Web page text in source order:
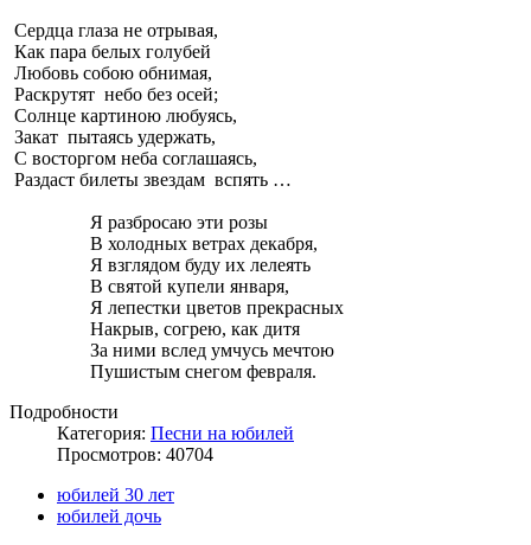
Сердца глаза не отрывая,
Как пара белых голубей
Любовь собою обнимая,
Раскрутят небо без осей;
Солнце картиною любуясь,
Закат пытаясь удержать,
С восторгом неба соглашаясь,
Раздаст билеты звездам вспять …
Я разбросаю эти розы
В холодных ветрах декабря,
Я взглядом буду их лелеять
В святой купели января,
Я лепестки цветов прекрасных
Накрыв, согрею, как дитя
За ними вслед умчусь мечтою
Пушистым снегом февраля.
Подробности
Категория: Песни на юбилей
Просмотров: 40704
юбилей 30 лет
юбилей дочь